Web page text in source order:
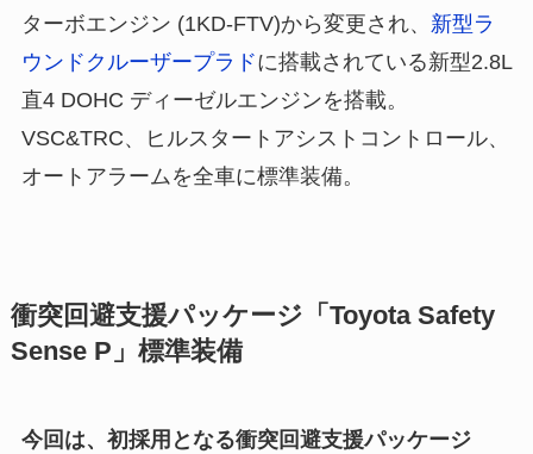
ターボエンジン (1KD-FTV)から変更され、 新型ラ
ウンドクルーザープラドに搭載されている新型2.8L
直4 DOHC ディーゼルエンジンを搭載。
VSC&TRC、ヒルスタートアシストコントロール、
オートアラームを全車に標準装備。
衝突回避支援パッケージ「Toyota Safety
Sense P」標準装備
今回は、初採用となる衝突回避支援パッケージ